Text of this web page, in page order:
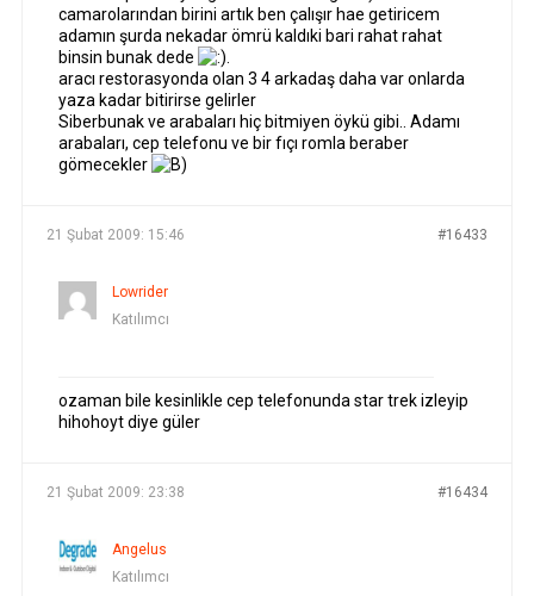
camarolarından birini artık ben çalışır hae getiricem
adamın şurda nekadar ömrü kaldıki bari rahat rahat
binsin bunak dede
aracı restorasyonda olan 3 4 arkadaş daha var onlarda
yaza kadar bitirirse gelirler
Siberbunak ve arabaları hiç bitmiyen öykü gibi.. Adamı
arabaları, cep telefonu ve bir fıçı romla beraber
gömecekler
21 Şubat 2009: 15:46 #16433
Lowrider
Katılımcı
ozaman bile kesinlikle cep telefonunda star trek izleyip
hihohoyt diye güler
21 Şubat 2009: 23:38 #16434
Angelus
Katılımcı